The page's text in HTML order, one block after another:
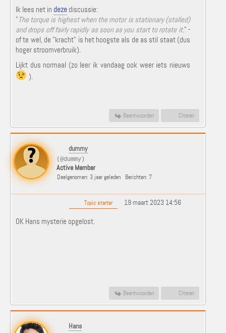
Ik lees net in deze discussie:
" The torque is highest when the motor is stationary (stalled)
and drops off fairly rapidly as soon as you start to rotate it." -
of te wel, de "kracht" is het hoogste als de as stil staat (dus
hoger stroomverbruik).
Lijkt dus normaal (zo leer ik vandaag ook weer iets nieuws
).
Beantwoorden Citeren
dummy
(@dummy)
Active Member
Deelgenomen: 3 jaar geleden Berichten: 7
Topic starter 19 maart 2023 14:56
OK Hans mysterie opgelost.
Beantwoorden Citeren
Hans